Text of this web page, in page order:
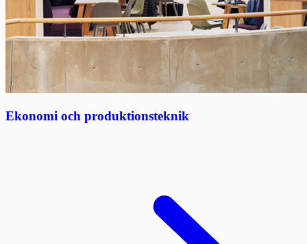
Ekonomi och produktionsteknik